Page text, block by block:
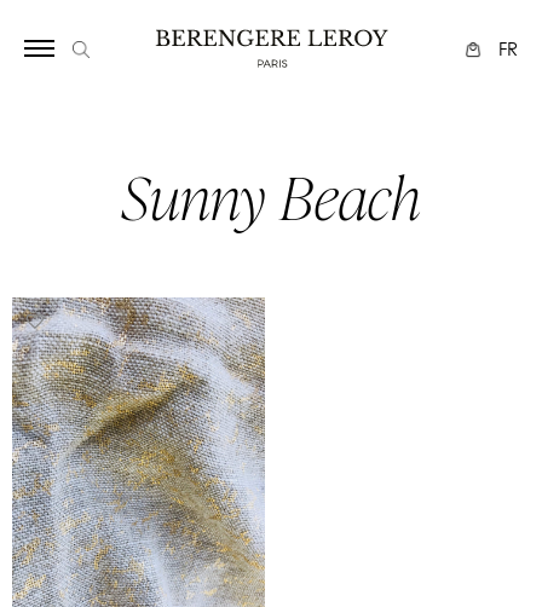
FR
Sunny Beach